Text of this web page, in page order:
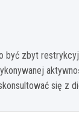
zbyt
się z